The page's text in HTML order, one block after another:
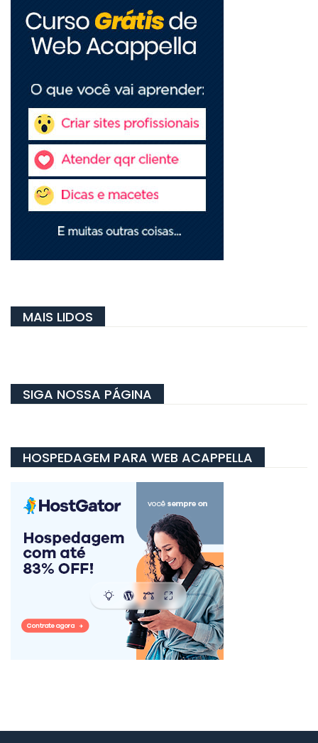
MAIS LIDOS
SIGA NOSSA PÁGINA
HOSPEDAGEM PARA WEB ACAPPELLA